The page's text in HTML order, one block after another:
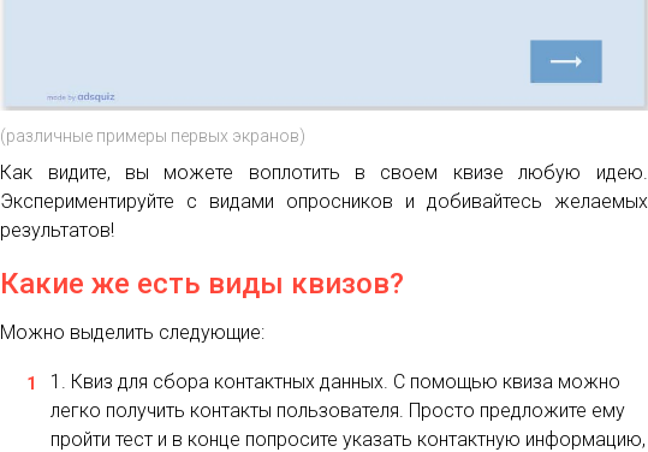
(различные примеры первых экранов)
Как видите, вы можете воплотить в своем квизе любую идею.
Экспериментируйте с видами опросников и добивайтесь желаемых
результатов!
Какие же есть виды квизов?
Можно выделить следующие:
Квиз для сбора контактных данных. С помощью квиза можно
легко получить контакты пользователя. Просто предложите ему
пройти тест и в конце попросите указать контактную информацию,